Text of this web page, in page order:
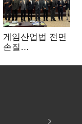
게임산업법 전면
손질
규제 걷고